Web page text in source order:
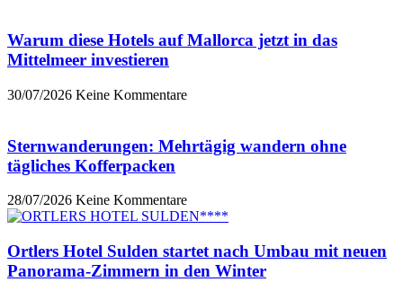
Warum diese Hotels auf Mallorca jetzt in das
Mittelmeer investieren
30/07/2026 Keine Kommentare
Sternwanderungen: Mehrtägig wandern ohne
tägliches Kofferpacken
28/07/2026 Keine Kommentare
Ortlers Hotel Sulden startet nach Umbau mit neuen
Panorama-Zimmern in den Winter